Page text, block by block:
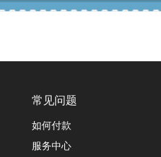
常见问题
如何付款
服务中心